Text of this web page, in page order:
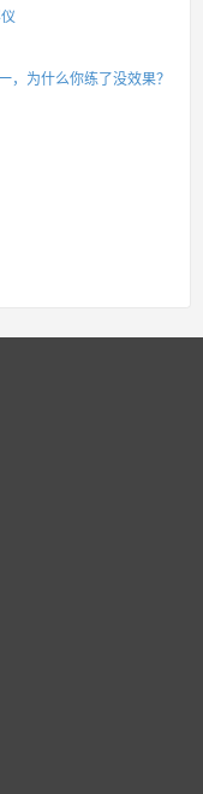
，为什么你练了没效果？